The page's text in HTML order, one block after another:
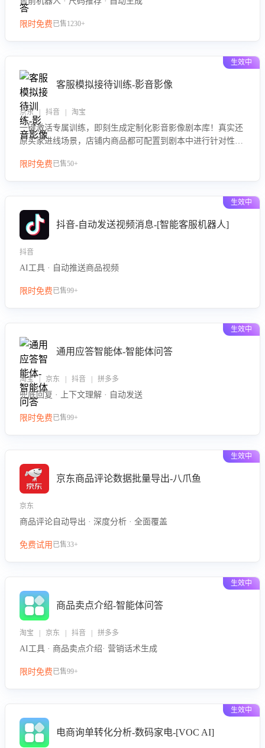
限时免费已售1230+
生效中
客服模拟接待训练-影音影像
京东 | 抖音 | 淘宝
一键激活专属训练，即刻生成定制化影音影像剧本库！真实还
原买家进线场景，店铺内商品都可配置到剧本中进行针对性训
即开通”，快速获取影音影像类目剧本，一键开启客服培训。
限时免费已售50+
生效中
抖音-自动发送视频消息-[智能客服机器人]
抖音
AI工具 · 自动推送商品视频
限时免费已售99+
生效中
通用应答智能体-智能体问答
淘宝 | 京东 | 抖音 | 拼多多
兜底回复 · 上下文理解 · 自动发送
限时免费已售99+
生效中
京东商品评论数据批量导出-八爪鱼
京东
商品评论自动导出 · 深度分析 · 全面覆盖
免费试用 已售33+
生效中
商品卖点介绍-智能体问答
淘宝 | 京东 | 抖音 | 拼多多
AI工具 · 商品卖点介绍· 营销话术生成
限时免费已售99+
生效中
电商询单转化分析-数码家电-[VOC AI]